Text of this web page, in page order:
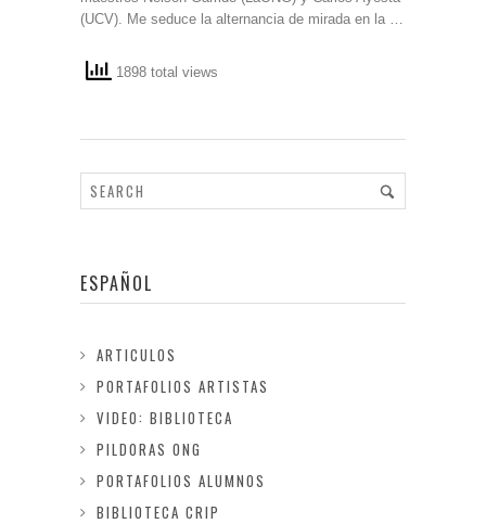
(UCV). Me seduce la alternancia de mirada en la …
1898 total views
ESPAÑOL
ARTICULOS
PORTAFOLIOS ARTISTAS
VIDEO: BIBLIOTECA
PILDORAS ONG
PORTAFOLIOS ALUMNOS
BIBLIOTECA CRIP